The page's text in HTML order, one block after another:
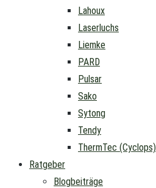
Lahoux
Laserluchs
Liemke
PARD
Pulsar
Sako
Sytong
Tendy
ThermTec (Cyclops)
Ratgeber
Blogbeiträge